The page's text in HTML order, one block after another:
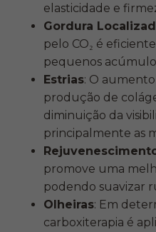
elasticidade e
Gordura
pelo CO₂ é
pequenos
Estrias: O
produção de
diminuição da
principalmente as
promove uma
podendo suavizar
Olheiras: Em
carboxiterapia é